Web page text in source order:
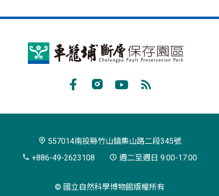
車
存
閱
557014南投縣竹山鎮集山路二段345號
+886-49-2623108
週二至週日 9:00-17:00
© 國立自然科學博物館版權所有